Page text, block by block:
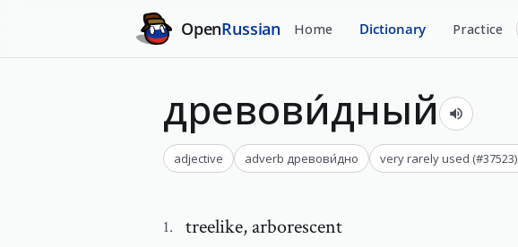
OpenRussian Home Dictionary Practice
древови́дный
adjective adverb древови́дно very rarely used (#37523)
1. treelike, arborescent